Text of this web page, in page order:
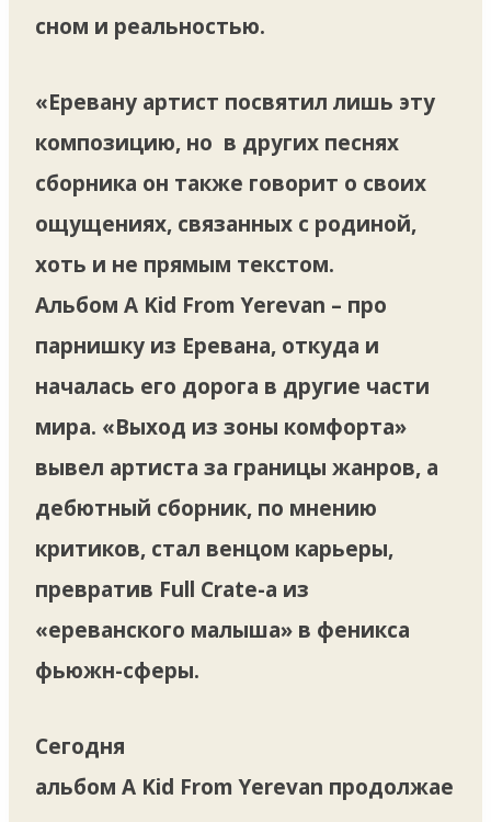
сном и реальностью.
«Еревану артист посвятил лишь эту
композицию, но в других песнях
сборника он также говорит о своих
ощущениях, связанных с родиной,
хоть и не прямым текстом.
Альбом A Kid From Yerevan – про
парнишку из Еревана, откуда и
началась его дорога в другие части
мира. «Выход из зоны комфорта»
вывел артиста за границы жанров, а
дебютный сборник, по мнению
критиков, стал венцом карьеры,
превратив Full Crate-а из
«ереванского малыша» в феникса
фьюжн-сферы.
Сегодня
альбом A Kid From Yerevan продолжае